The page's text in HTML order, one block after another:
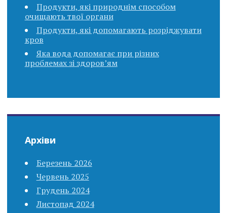
Продукти, які природнім способом
очищають твої органи
Продукти, які допомагають розріджувати
кров
Яка вода допомагає при різних
проблемах зі здоров’ям
Архіви
Березень 2026
Червень 2025
Грудень 2024
Листопад 2024